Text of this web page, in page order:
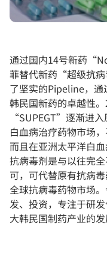
通过国内14号新药
菲替代新药“超级抗
了坚实的Pipeline，通
韩民国新药的卓越性
“SUPEGT”逐渐进
白血病治疗药物市场
而且在亚洲太平洋白
抗病毒剂是与以往完
可，可代替原有抗病
全球抗病毒药物市场
发、投资，专注于研
大韩民国制药产业的